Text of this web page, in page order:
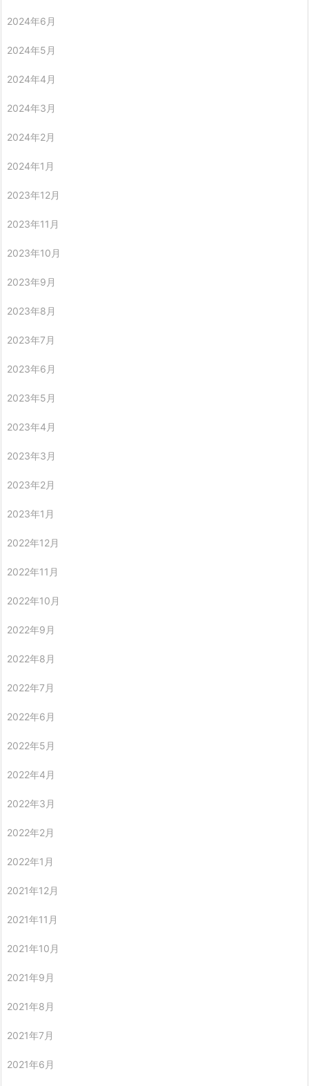
2024年6月
2024年5月
2024年4月
2024年3月
2024年2月
2024年1月
2023年12月
2023年11月
2023年10月
2023年9月
2023年8月
2023年7月
2023年6月
2023年5月
2023年4月
2023年3月
2023年2月
2023年1月
2022年12月
2022年11月
2022年10月
2022年9月
2022年8月
2022年7月
2022年6月
2022年5月
2022年4月
2022年3月
2022年2月
2022年1月
2021年12月
2021年11月
2021年10月
2021年9月
2021年8月
2021年7月
2021年6月